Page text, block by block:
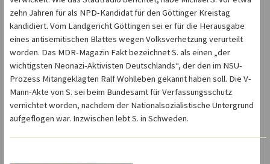
zehn Jahren für als NPD-Kandidat für den Göttinger Kreistag
kandidiert. Vom Landgericht Göttingen sei er für die Herausgabe
eines antisemitischen Blattes wegen Volksverhetzung verurteilt
worden. Das MDR-Magazin Fakt bezeichnet S. als einen „der
wichtigsten Neonazi-Aktivisten Deutschlands“, der den im NSU-
Prozess Mitangeklagten Ralf Wohlleben gekannt haben soll. Die V-
Mann-Akte von S. sei beim Bundesamt für Verfassungsschutz
vernichtet worden, nachdem der Nationalsozialistische Untergrund
aufgeflogen war. Inzwischen lebt S. in Schweden.